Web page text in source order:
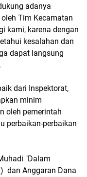
adanya
Tim Kecamatan
kami, karena dengan
kesalahan dan
dapat langsung
dari Inspektorat,
minim
oleh pemerintah
perbaikan-perbaikan
"Dalam
dan Anggaran Dana